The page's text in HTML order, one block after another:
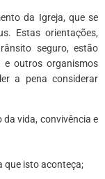
da Igreja, que se
Estas orientações,
seguro, estão
e outros organismos
a pena considerar
vida, convivência e
que isto aconteça;